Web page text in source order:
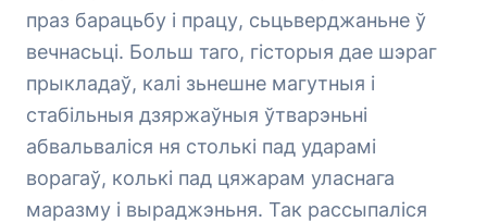
праз барацьбу і працу, сьцьверджаньне ў
вечнасьці. Больш таго, гісторыя дае шэраг
прыкладаў, калі зьнешне магутныя і
стабільныя дзяржаўныя ўтварэньні
абвальваліся ня столькі пад ударамі
ворагаў, колькі пад цяжарам уласнага
маразму і выраджэньня. Так рассыпаліся